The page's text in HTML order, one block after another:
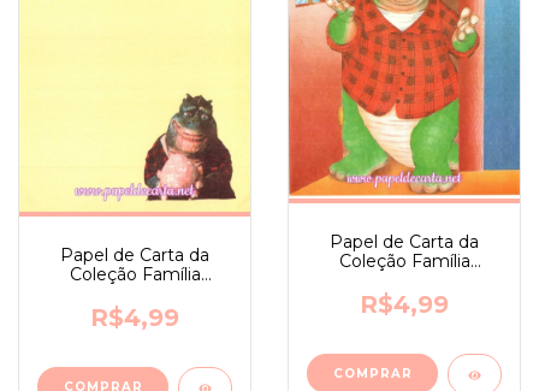
Papel de Carta da
Coleção Família
R$4,99
Papel de Carta da
Coleção Família
R$4,99